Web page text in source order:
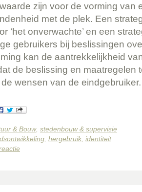
zijn voor de vorming van
met de plek. Een
‘het onverwachte’ en een
gebruikers bij beslissingen
kan de aantrekkelijkheid
de beslissing en maatregelen
wensen van de eindgebruiker.
& Bouw, stedenbouw & supervisie
, hergebruik, identiteit